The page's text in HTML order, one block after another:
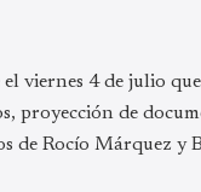
viernes 4 de julio
de
de Rocío Márquez y